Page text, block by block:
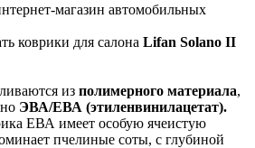
магазин автомобильных
коврики для салона Lifan Solano II
из полимерного материала,
ЭВА/ЕВА (этиленвинилацетат).
ЕВА имеет особую ячеистую
пчелиные соты, с глубиной